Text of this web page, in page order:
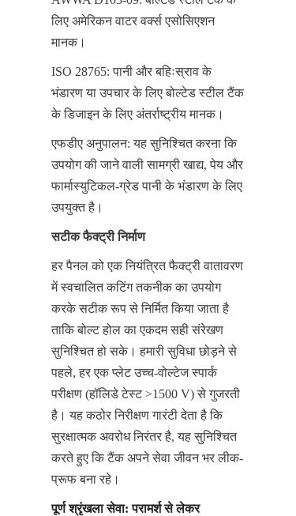
लिए अमेरिकन वाटर वर्क्स एसोसिएशन
मानक।
ISO 28765: पानी और बहिःस्राव के
भंडारण या उपचार के लिए बोल्टेड स्टील टैंक
के डिजाइन के लिए अंतर्राष्ट्रीय मानक।
एफडीए अनुपालन: यह सुनिश्चित करना कि
उपयोग की जाने वाली सामग्री खाद्य, पेय और
फार्मास्युटिकल-ग्रेड पानी के भंडारण के लिए
उपयुक्त है।
सटीक फैक्ट्री निर्माण
हर पैनल को एक नियंत्रित फैक्ट्री वातावरण
में स्वचालित कटिंग तकनीक का उपयोग
करके सटीक रूप से निर्मित किया जाता है
ताकि बोल्ट होल का एकदम सही संरेखण
सुनिश्चित हो सके। हमारी सुविधा छोड़ने से
पहले, हर एक प्लेट उच्च-वोल्टेज स्पार्क
परीक्षण (हॉलिडे टेस्ट >1500 V) से गुजरती
है। यह कठोर निरीक्षण गारंटी देता है कि
सुरक्षात्मक अवरोध निरंतर है, यह सुनिश्चित
करते हुए कि टैंक अपने सेवा जीवन भर लीक-
प्रूफ बना रहे।
पूर्ण श्रृंखला सेवा: परामर्श से लेकर